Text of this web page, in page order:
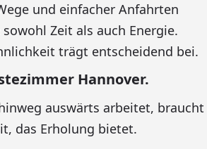
und einfacher Anfahrten
Zeit als auch Energie.
trägt entscheidend bei.
Hannover.
auswärts arbeitet, braucht
das Erholung bietet.